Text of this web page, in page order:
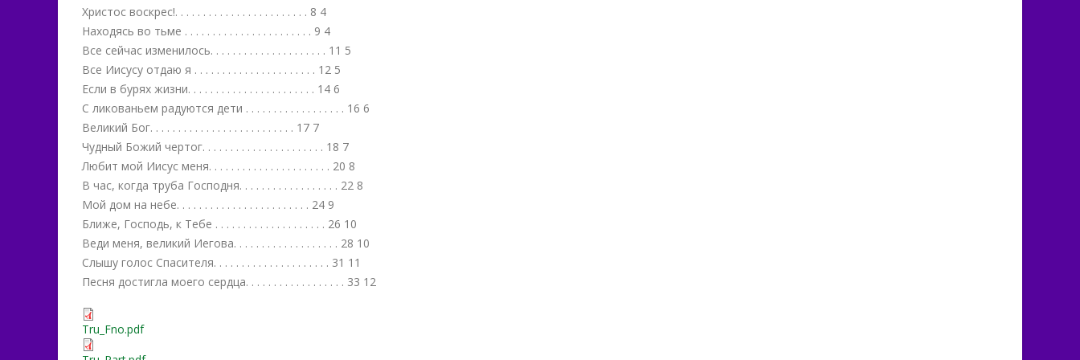
Христос воскрес!. . . . . . . . . . . . . . . . . . . . . . . . 8 4
Находясь во тьме . . . . . . . . . . . . . . . . . . . . . . . 9 4
Все сейчас изменилось. . . . . . . . . . . . . . . . . . . . . 11 5
Все Иисусу отдаю я . . . . . . . . . . . . . . . . . . . . . . 12 5
Если в бурях жизни. . . . . . . . . . . . . . . . . . . . . . . 14 6
С ликованьем радуются дети . . . . . . . . . . . . . . . . . . 16 6
Великий Бог. . . . . . . . . . . . . . . . . . . . . . . . . . 17 7
Чудный Божий чертог. . . . . . . . . . . . . . . . . . . . . . 18 7
Любит мой Иисус меня. . . . . . . . . . . . . . . . . . . . . . 20 8
В час, когда труба Господня. . . . . . . . . . . . . . . . . . 22 8
Мой дом на небе. . . . . . . . . . . . . . . . . . . . . . . . 24 9
Ближе, Господь, к Тебе . . . . . . . . . . . . . . . . . . . . 26 10
Веди меня, великий Иегова. . . . . . . . . . . . . . . . . . . 28 10
Слышу голос Спасителя. . . . . . . . . . . . . . . . . . . . . 31 11
Песня достигла моего сердца. . . . . . . . . . . . . . . . . . 33 12
Tru_Fno.pdf